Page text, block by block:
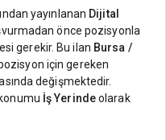
yayınlanan Dijital
önce pozisyonla
gerekir. Bu ilan Bursa /
için gereken
değişmektedir.
İş Yerindeolarak